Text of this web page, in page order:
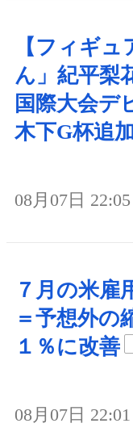
【フィギ
ん」紀平梨
国際大会
木下G杯追
08月07日 22:05
７月の米雇
＝予想外の
１％に改善
08月07日 22:01